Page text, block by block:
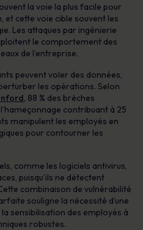
la voie la plus facile pour
cette voie cible souvent les
Les attaques par ingénierie
le comportement des
de l’entreprise.
peuvent voler des données,
les opérations. Selon
, 88 % des brèches
contribuant à 25
manipulent les employés en
pour contourner les
comme les logiciels antivirus,
puisqu’ils ne détectent
combinaison de vulnérabilité
souligne la nécessité d’une
sensibilisation des employés à
robustes.